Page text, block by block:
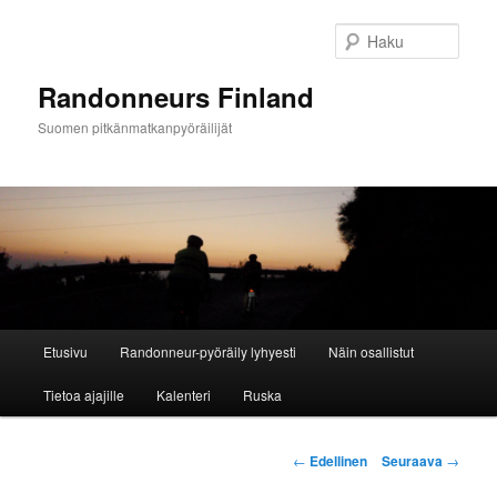
Randonneurs Finland
Suomen pitkänmatkanpyöräilijät
Etusivu Randonneur-pyöräily lyhyesti Näin osallistut
Tietoa ajajille Kalenteri Ruska
Artikkelien
← Edellinen Seuraava →